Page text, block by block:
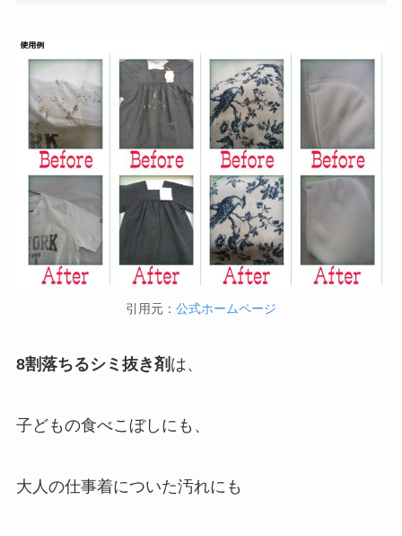
引用元： 公式ホームページ
8割落ちるシミ抜き剤 は、
子どもの食べこぼしにも、
大人の仕事着についた汚れにも